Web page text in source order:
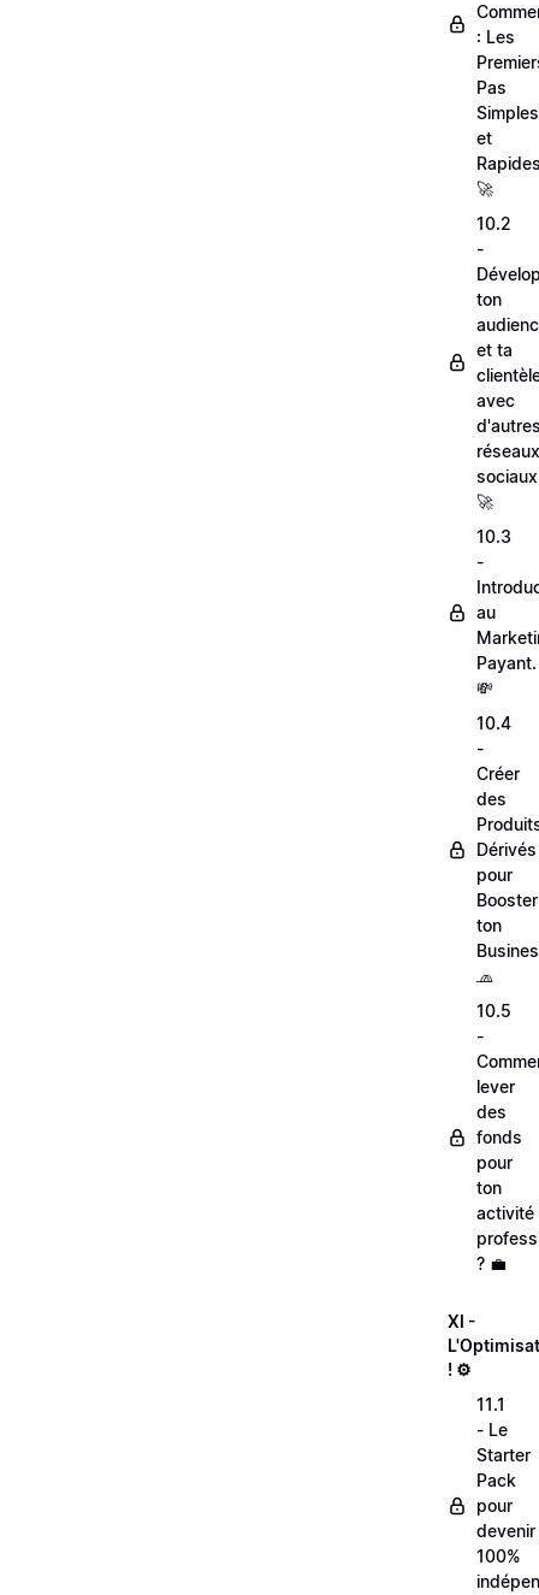
: Les
Pas
Simples
et
🚀
10.2
-
ton
et ta
avec
réseaux
🚀
10.3
-
au
Payant.
💸
10.4
-
Créer
des
Dérivés
pour
Booster
ton
🧢
10.5
-
lever
des
fonds
pour
ton
activité
? 💼
XI -
! ⚙️
11.1
- Le
Starter
Pack
pour
devenir
100%